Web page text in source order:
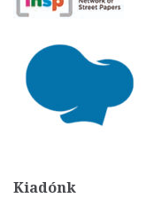
Kiadónk